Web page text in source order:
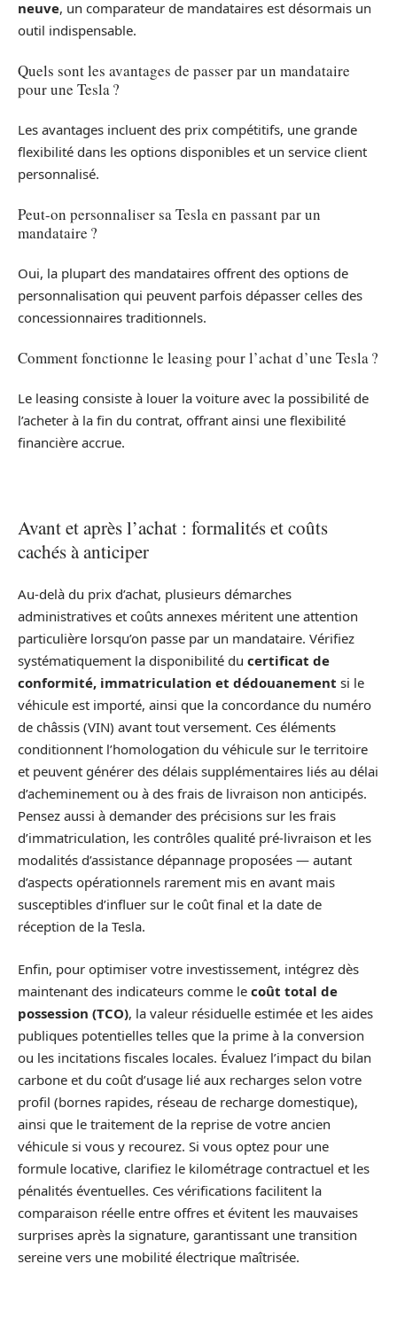
neuve, un comparateur de mandataires est désormais un
outil indispensable.
Quels sont les avantages de passer par un mandataire
pour une Tesla ?
Les avantages incluent des prix compétitifs, une grande
flexibilité dans les options disponibles et un service client
personnalisé.
Peut-on personnaliser sa Tesla en passant par un
mandataire ?
Oui, la plupart des mandataires offrent des options de
personnalisation qui peuvent parfois dépasser celles des
concessionnaires traditionnels.
Comment fonctionne le leasing pour l’achat d’une Tesla ?
Le leasing consiste à louer la voiture avec la possibilité de
l’acheter à la fin du contrat, offrant ainsi une flexibilité
financière accrue.
Avant et après l’achat : formalités et coûts
cachés à anticiper
Au-delà du prix d’achat, plusieurs démarches
administratives et coûts annexes méritent une attention
particulière lorsqu’on passe par un mandataire. Vérifiez
systématiquement la disponibilité du certificat de
conformité, immatriculation et dédouanement si le
véhicule est importé, ainsi que la concordance du numéro
de châssis (VIN) avant tout versement. Ces éléments
conditionnent l’homologation du véhicule sur le territoire
et peuvent générer des délais supplémentaires liés au délai
d’acheminement ou à des frais de livraison non anticipés.
Pensez aussi à demander des précisions sur les frais
d’immatriculation, les contrôles qualité pré-livraison et les
modalités d’assistance dépannage proposées — autant
d’aspects opérationnels rarement mis en avant mais
susceptibles d’influer sur le coût final et la date de
réception de la Tesla.
Enfin, pour optimiser votre investissement, intégrez dès
maintenant des indicateurs comme le coût total de
possession (TCO), la valeur résiduelle estimée et les aides
publiques potentielles telles que la prime à la conversion
ou les incitations fiscales locales. Évaluez l’impact du bilan
carbone et du coût d’usage lié aux recharges selon votre
profil (bornes rapides, réseau de recharge domestique),
ainsi que le traitement de la reprise de votre ancien
véhicule si vous y recourez. Si vous optez pour une
formule locative, clarifiez le kilométrage contractuel et les
pénalités éventuelles. Ces vérifications facilitent la
comparaison réelle entre offres et évitent les mauvaises
surprises après la signature, garantissant une transition
sereine vers une mobilité électrique maîtrisée.